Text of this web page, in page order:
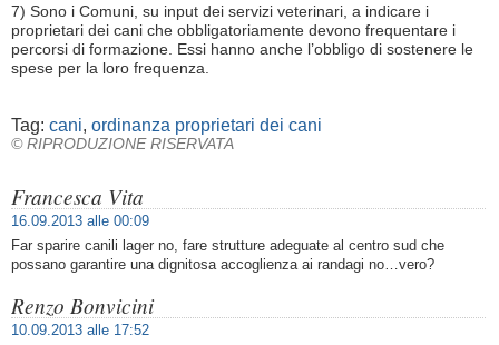
7) Sono i Comuni, su input dei servizi veterinari, a indicare i
proprietari dei cani che obbligatoriamente devono frequentare i
percorsi di formazione. Essi hanno anche l’obbligo di sostenere le
spese per la loro frequenza.
Tag: cani, ordinanza proprietari dei cani
© RIPRODUZIONE RISERVATA
Francesca Vita
16.09.2013 alle 00:09
Far sparire canili lager no, fare strutture adeguate al centro sud che
possano garantire una dignitosa accoglienza ai randagi no…vero?
Renzo Bonvicini
10.09.2013 alle 17:52